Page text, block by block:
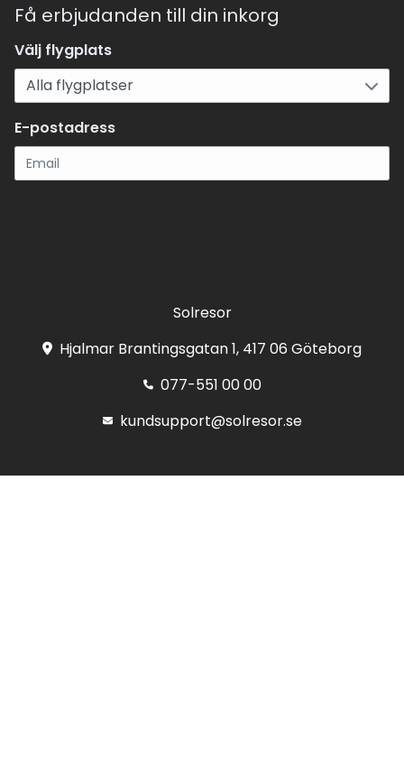
Få erbjudanden till din inkorg
Välj flygplats
E-postadress
Solresor
Hjalmar Brantingsgatan 1, 417 06 Göteborg
077-551 00 00
kundsupport@solresor.se